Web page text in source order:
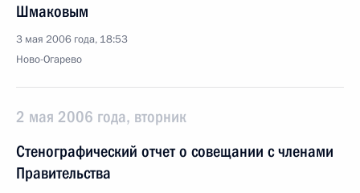
Шмаковым
3 мая 2006 года, 18:53
Ново-Огарево
2 мая 2006 года, вторник
Стенографический отчет о совещании с членами
Правительства